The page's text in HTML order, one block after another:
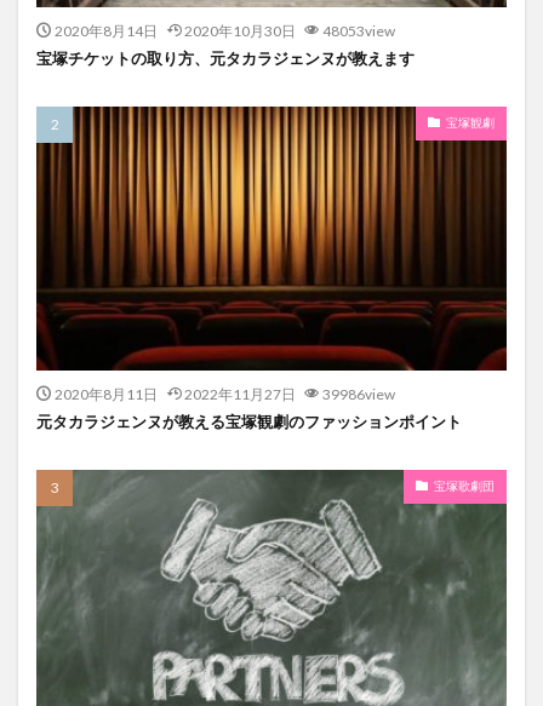
2020年8月14日 2020年10月30日 48053view
宝塚チケットの取り方、元タカラジェンヌが教えます
宝塚観劇
2020年8月11日 2022年11月27日 39986view
元タカラジェンヌが教える宝塚観劇のファッションポイント
宝塚歌劇団